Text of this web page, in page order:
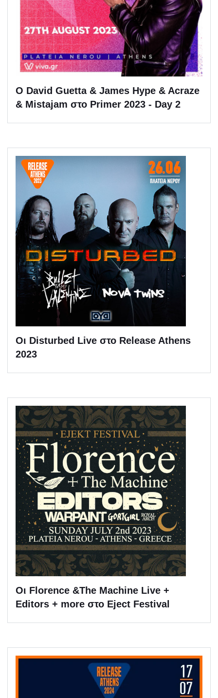
Ο David Guetta & James Hype & Acraze
& Mistajam στο Primer 2023 - Day 2
Οι Disturbed Live στο Release Athens
2023
Οι Florence &The Machine Live +
Editors + more στο Eject Festival